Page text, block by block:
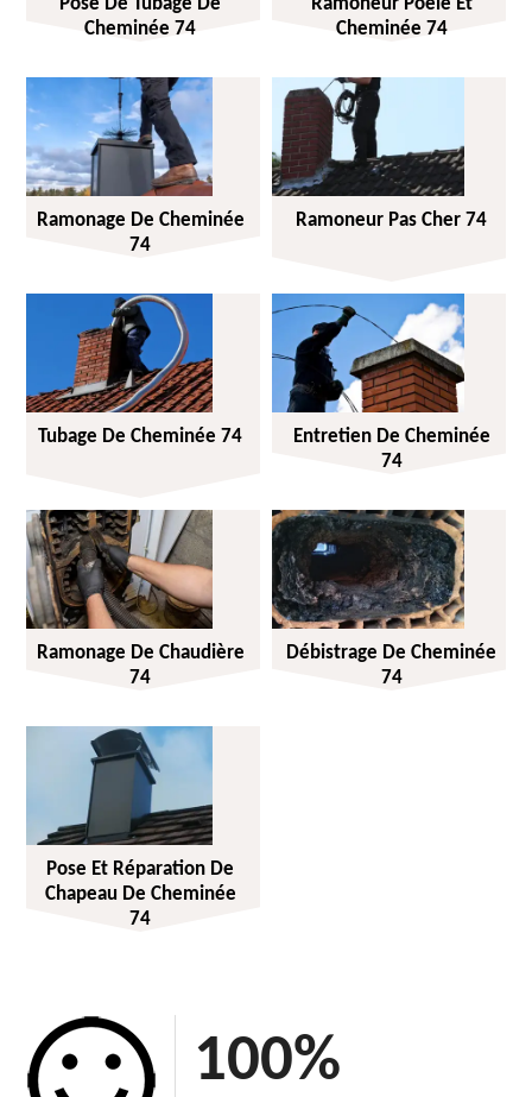
Pose De Tubage De
Cheminée 74
Ramoneur Poêle Et
Cheminée 74
Ramonage De Cheminée
74
Ramoneur Pas Cher 74
Tubage De Cheminée 74
Entretien De Cheminée
74
Ramonage De Chaudière
74
Débistrage De Cheminée
74
Pose Et Réparation De
Chapeau De Cheminée
74
100%